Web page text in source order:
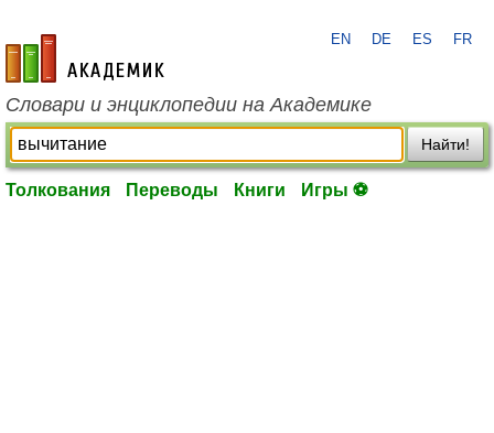
academic.ru
EN DE ES FR
Словари и энциклопедии на Академике
Найти!
Толкования Переводы Книги Игры ⚽